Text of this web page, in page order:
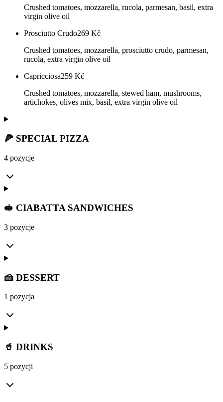
Crushed tomatoes, mozzarella, rucola, parmesan, basil, extra
virgin olive oil
Prosciutto Crudo269 Kč
Crushed tomatoes, mozzarella, prosciutto crudo, parmesan,
rucola, extra virgin olive oil
Capricciosa259 Kč
Crushed tomatoes, mozzarella, stewed ham, mushrooms,
artichokes, olives mix, basil, extra virgin olive oil
🍕 SPECIAL PIZZA
4 pozycje
🥪 CIABATTA SANDWICHES
3 pozycje
🍰 DESSERT
1 pozycja
🥤 DRINKS
5 pozycji